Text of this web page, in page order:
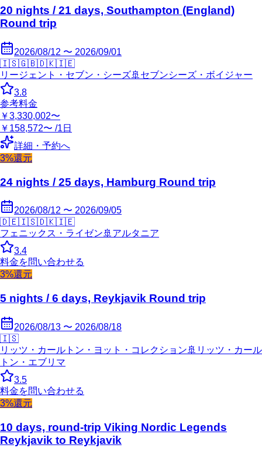
20 nights / 21 days, Southampton (England)
Round trip
2026/08/12 〜 2026/09/01
🇮🇸🇬🇧🇩🇰🇮🇪
リージェント・セブン・シーズ🚢 セブンシーズ・ボイジャー
3.8
参考料金
￥3,330,002〜
￥158,572〜 /1日
詳細・予約へ
3%還元
24 nights / 25 days, Hamburg Round trip
2026/08/12 〜 2026/09/05
🇩🇪🇮🇸🇩🇰🇮🇪
フェニックス・ライゼン🚢アルタニア
3.4
料金を問い合わせる
3%還元
5 nights / 6 days, Reykjavik Round trip
2026/08/13 〜 2026/08/18
🇮🇸
リッツ・カールトン・ヨット・コレクション 🚢 リッツ・カール
トン・エブリマ
3.5
料金を問い合わせる
3%還元
10 days, round-trip Viking Nordic Legends
Reykjavik to Reykjavik